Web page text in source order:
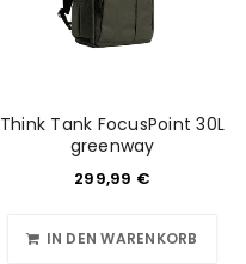
Think Tank FocusPoint 30L
greenway
299,99 €
IN DEN WARENKORB